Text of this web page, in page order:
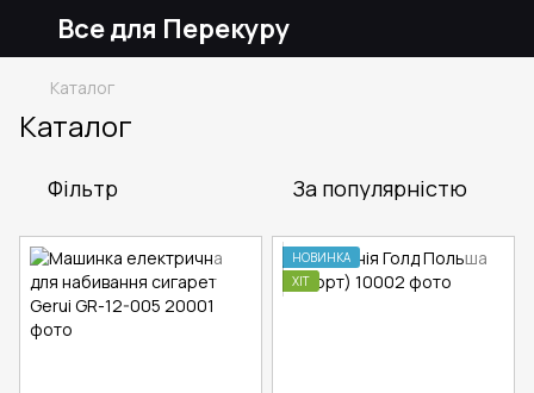
Все для Перекуру
Каталог
Каталог
Фільтр За популярністю
НОВИНКА
ХІТ